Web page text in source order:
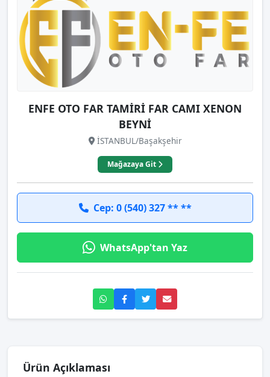
ENFE OTO FAR TAMİRİ FAR CAMI XENON
BEYNİ
İSTANBUL/Başakşehir
Mağazaya Git
Cep: 0 (540) 327 ** **
WhatsApp'tan Yaz
Ürün Açıklaması